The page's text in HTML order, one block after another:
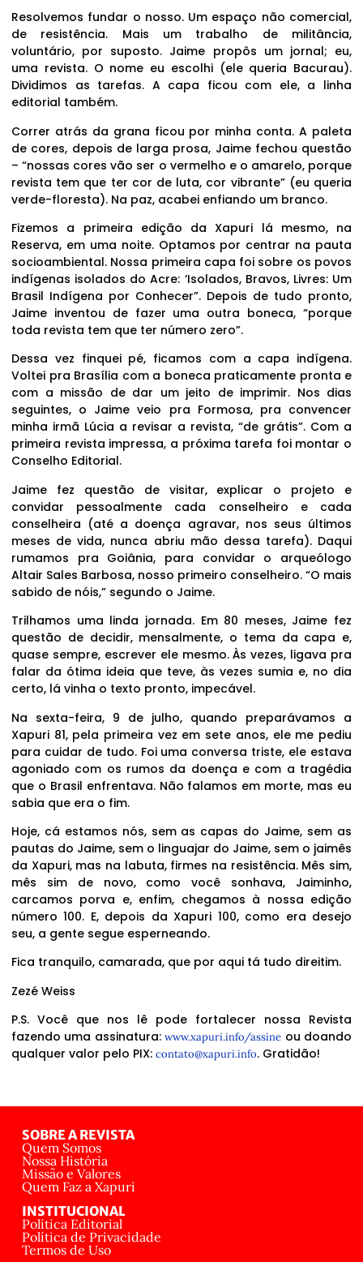
Resolvemos fundar o nosso. Um espaço não comercial,
de resistência. Mais um trabalho de militância,
voluntário, por suposto. Jaime propôs um jornal; eu,
uma revista. O nome eu escolhi (ele queria Bacurau).
Dividimos as tarefas. A capa ficou com ele, a linha
editorial também.
Correr atrás da grana ficou por minha conta. A paleta
de cores, depois de larga prosa, Jaime fechou questão
– “nossas cores vão ser o vermelho e o amarelo, porque
revista tem que ter cor de luta, cor vibrante” (eu queria
verde-floresta). Na paz, acabei enfiando um branco.
Fizemos a primeira edição da Xapuri lá mesmo, na
Reserva, em uma noite. Optamos por centrar na pauta
socioambiental. Nossa primeira capa foi sobre os povos
indígenas isolados do Acre: ‘Isolados, Bravos, Livres: Um
Brasil Indígena por Conhecer”. Depois de tudo pronto,
Jaime inventou de fazer uma outra boneca, “porque
toda revista tem que ter número zero”.
Dessa vez finquei pé, ficamos com a capa indígena.
Voltei pra Brasília com a boneca praticamente pronta e
com a missão de dar um jeito de imprimir. Nos dias
seguintes, o Jaime veio pra Formosa, pra convencer
minha irmã Lúcia a revisar a revista, “de grátis”. Com a
primeira revista impressa, a próxima tarefa foi montar o
Conselho Editorial.
Jaime fez questão de visitar, explicar o projeto e
convidar pessoalmente cada conselheiro e cada
conselheira (até a doença agravar, nos seus últimos
meses de vida, nunca abriu mão dessa tarefa). Daqui
rumamos pra Goiânia, para convidar o arqueólogo
Altair Sales Barbosa, nosso primeiro conselheiro. “O mais
sabido de nóis,” segundo o Jaime.
Trilhamos uma linda jornada. Em 80 meses, Jaime fez
questão de decidir, mensalmente, o tema da capa e,
quase sempre, escrever ele mesmo. Às vezes, ligava pra
falar da ótima ideia que teve, às vezes sumia e, no dia
certo, lá vinha o texto pronto, impecável.
Na sexta-feira, 9 de julho, quando preparávamos a
Xapuri 81, pela primeira vez em sete anos, ele me pediu
para cuidar de tudo. Foi uma conversa triste, ele estava
agoniado com os rumos da doença e com a tragédia
que o Brasil enfrentava. Não falamos em morte, mas eu
sabia que era o fim.
Hoje, cá estamos nós, sem as capas do Jaime, sem as
pautas do Jaime, sem o linguajar do Jaime, sem o jaimês
da Xapuri, mas na labuta, firmes na resistência. Mês sim,
mês sim de novo, como você sonhava, Jaiminho,
carcamos porva e, enfim, chegamos à nossa edição
número 100. E, depois da Xapuri 100, como era desejo
seu, a gente segue esperneando.
Fica tranquilo, camarada, que por aqui tá tudo direitim.
Zezé Weiss
P.S. Você que nos lê pode fortalecer nossa Revista
fazendo uma assinatura:www.xapuri.info/assine ou doando
qualquer valor pelo PIX: contato@xapuri.info. Gratidão!
SOBRE A REVISTA
Quem Somos
Nossa História
Missão e Valores
Quem Faz a Xapuri
INSTITUCIONAL
Política Editorial
Política de Privacidade
Termos de Uso